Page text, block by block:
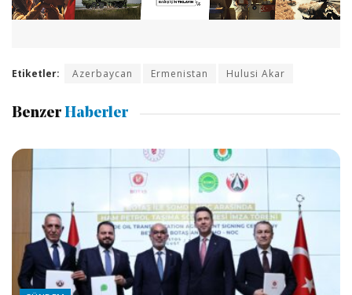
Etiketler: Azerbaycan Ermenistan Hulusi Akar
Benzer Haberler